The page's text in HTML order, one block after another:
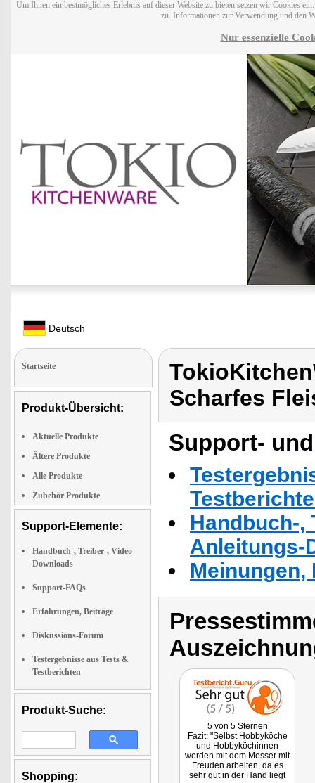
Um Ihnen ein bestmögliches Erlebnis auf dieser Website zu bieten setzen wir Cookies
zu. Informationen zur Verwendung und den
Nur essenzielle
Deutsch
Startseite
Produkt-Übersicht:
Aktuelle Produkte
Ältere Produkte
Alle Produkte
Zubehör Produkte
Support-Elemente:
Handbuch-, Treiber-, Video-
Downloads
Support-FAQs
Erfahrungen, Beiträge
Diskussions-Forum
Testergebnisse aus Tests &
Testberichten
Produkt-Suche:
Shopping:
Scharfes
Support-
Handbuch-,
Anleitungs-
5 von 5 Sternen
Fazit: "Selbst Hobbyköche
und Hobbyköchinnen
werden mit dem Messer mit
Freuden arbeiten, da es
sehr gut in der Hand liegt